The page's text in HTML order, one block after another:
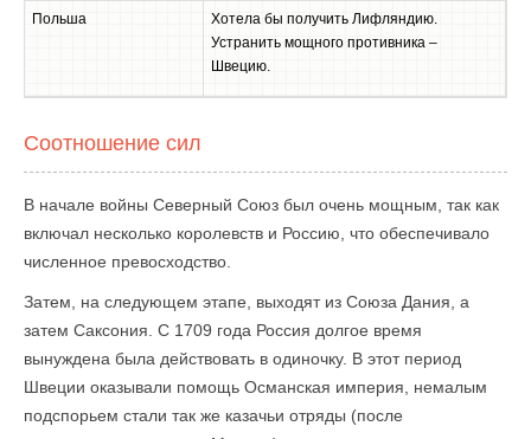
Польша
Хотела бы получить Лифляндию.
Устранить мощного противника –
Швецию.
Соотношение сил
В начале войны Северный Союз был очень мощным, так как
включал несколько королевств и Россию, что обеспечивало
численное превосходство.
Затем, на следующем этапе, выходят из Союза Дания, а
затем Саксония. С 1709 года Россия долгое время
вынуждена была действовать в одиночку. В этот период
Швеции оказывали помощь Османская империя, немалым
подспорьем стали так же казачьи отряды (после